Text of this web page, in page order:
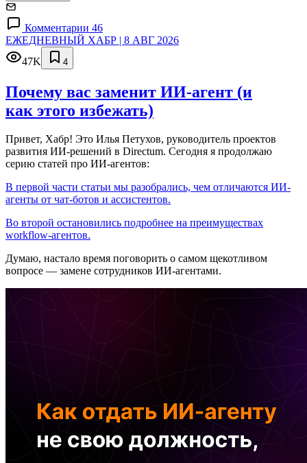
Комментарии 46
ЕЖЕДНЕВНЫЙ ХАБР | 8 АВГ 2026
47K
4
Почему вас заменит ИИ‑агент (и
как этого избежать)
Привет, Хабр! Это Илья Петухов, руководитель проектов
развития ИИ-решений в Directum. Сегодня я продолжаю
серию статей про ИИ-агентов:
В первой части статьи мы разобрались, чем отличаются ИИ-
агенты от чат-ботов и ассистентов.
Во второй остановились подробнее на преимуществах
workflow-агентов.
Думаю, настало время поговорить о самом щекотливом
вопросе — замене сотрудников ИИ-агентами.